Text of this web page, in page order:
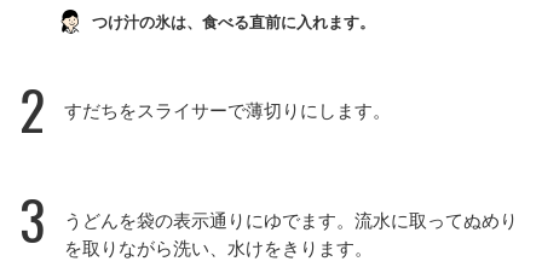
つけ汁の氷は、食べる直前に入れます。
2 すだちをスライサーで薄切りにします。
3
うどんを袋の表示通りにゆでます。流水に取ってぬめり
を取りながら洗い、水けをきります。